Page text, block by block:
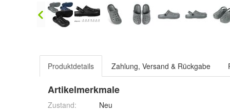
Produktdetails Zahlung, Versand & Rückgabe
Artikelmerkmale
Zustand:
Neu